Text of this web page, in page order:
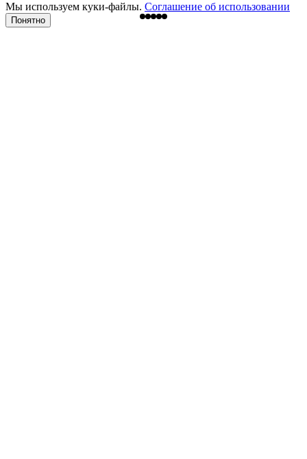
Мы используем куки-файлы. Соглашение об использовании
Понятно